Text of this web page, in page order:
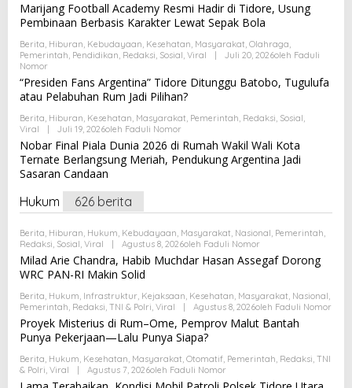
Marijang Football Academy Resmi Hadir di Tidore, Usung
Pembinaan Berbasis Karakter Lewat Sepak Bola
Berita, Hiburan, Kebudayaan, Kesehatan, Masyarakat, Olahraga,
Pemerintah, Pendidikan, Redaksi, Sosial, Viral Juli 20, 2026Oleh Faduli
Nomor
“Presiden Fans Argentina” Tidore Ditunggu Batobo, Tugulufa
atau Pelabuhan Rum Jadi Pilihan?
Berita, Hiburan, Kesehatan, Masyarakat, Pemerintah, Redaksi, Sosial,
Viral
Juli 19, 2026Oleh Faduli Nomor
Nobar Final Piala Dunia 2026 di Rumah Wakil Wali Kota
Ternate Berlangsung Meriah, Pendukung Argentina Jadi
Sasaran Candaan
Hukum 626 berita
Berita, Hiburan, Hukum, Kebudayaan, Masyarakat, Nasional, Pemerintah,
Redaksi, Sosial, Viral Agustus 8, 2026Oleh Faduli Nomor
Milad Arie Chandra, Habib Muchdar Hasan Assegaf Dorong
WRC PAN-RI Makin Solid
Berita, Hukum, Infrastruktur, Kejaksaan, Kesehatan, Masyarakat, Nasional,
Pemerintah, Redaksi, TNI & Polri, Viral Agustus 8, 2026Oleh Faduli Nomor
Proyek Misterius di Rum–Ome, Pemprov Malut Bantah
Punya Pekerjaan—Lalu Punya Siapa?
Berita, Hukum, Kesehatan, Masyarakat, Otomatif, Pemerintah, Redaksi, TNI
& Polri, Viral Agustus 7, 2026Oleh Faduli Nomor